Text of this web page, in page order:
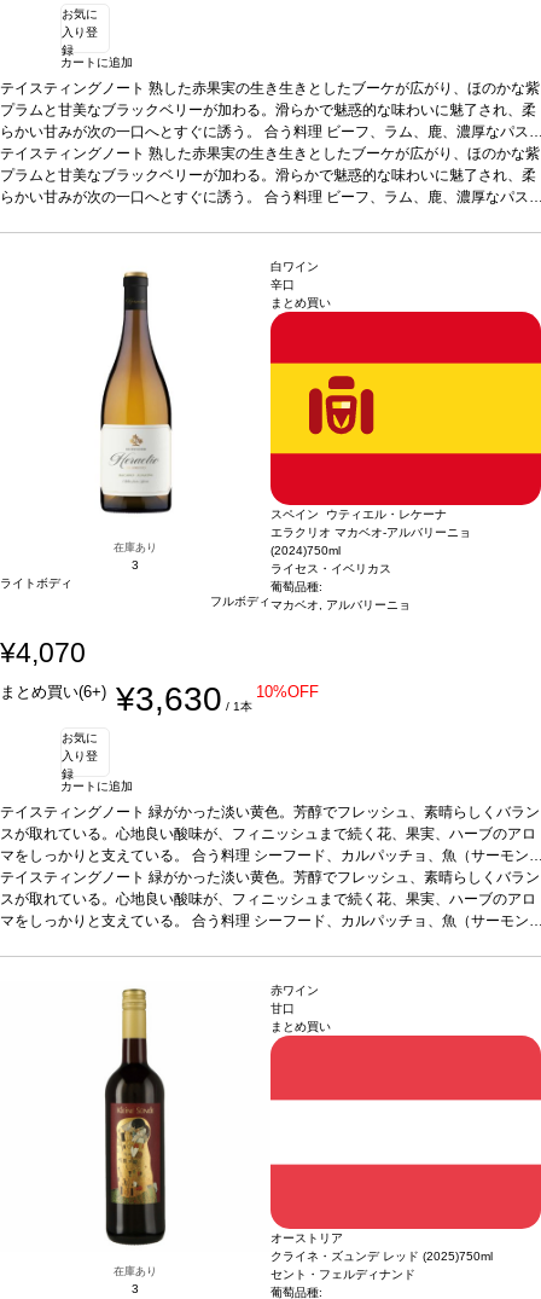
広がり、素晴らしくジューシーで甘く、絶妙なバランスを持つ。
トリーやフルーツなどのデザートなどと好相性
ステナブル ※本商品は梱包済のセット商品のため、以下は承れません。 ・商品を
バラして別梱包 ・一部商品を別配送先へ送る ・セット内の一部商品を外す ・商品
のギフト梱包（無料ラッピング含む） ・熨斗不可
ェント モスカート スプマンテ
ィングノート鮮やかな麦わら色、繊細で滑らかな泡が立ち上る。ノーズはほのかな
柑橘類を示し、ジャスミンや刈りたての草を伴う。口に含むと、心地よい濃厚さが
広がり、素晴らしくジューシーで甘く、絶妙なバランスを持つ。合う料理ペイス
トリーやフルーツなどのデザートなどと好相性葡萄品種モスカート 100%認証
サ
ステナブル ※本商品は梱包済のセット商品のため、以下は承れません。 ・商品を
バラして別梱包 ・一部商品を別配送先へ送る ・セット内の一部商品を外す ・商品
のギフト梱包（無料ラッピング含む） ・熨斗不可
お気に
入り登
録
カートに追加
テイスティングノート 熟した赤果実の生き生きとしたブーケが広がり、ほのかな紫
プラムと甘美なブラックベリーが加わる。滑らかで魅惑的な味わいに魅了され、柔
らかい甘みが次の一口へとすぐに誘う。 合う料理 ビーフ、ラム、鹿、濃厚なパス
タや家きん料理などと好相性葡萄品種ボバル 85%、シラー 15%*本ヴィンテージ
が在庫切れの場合、在庫があり価格が同様の場合は自動的に次のヴィンテージに変
更されます、ご了承ください。
テイスティングノート 熟した赤果実の生き生きとしたブーケが広がり、ほのかな紫
プラムと甘美なブラックベリーが加わる。滑らかで魅惑的な味わいに魅了され、柔
らかい甘みが次の一口へとすぐに誘う。 合う料理 ビーフ、ラム、鹿、濃厚なパス
在庫あり
3
ライトボディ
フルボディ
白ワイン
辛口
まとめ買い
スペイン ウティエル・レケーナ
エラクリオ マカベオ-アルバリーニョ
(2024)750ml
ライセス・イベリカス
葡萄品種:
マカベオ, アルバリーニョ
¥4,070
まとめ買い(6+) ¥3,630 / 1本
10%OFF
お気に
入り登
録
カートに追加
テイスティングノート 緑がかった淡い黄色。芳醇でフレッシュ、素晴らしくバラン
スが取れている。心地良い酸味が、フィニッシュまで続く花、果実、ハーブのアロ
マをしっかりと支えている。 合う料理 シーフード、カルパッチョ、魚（サーモン
やスモークしたマスのムース）、白身肉、家きん、フレッシュチーズなどと好相性
葡萄品種マカベオ 70%、アルバリーニョ 30%*本ヴィンテージが在庫切れの場
合、在庫があり価格が同様の場合は自動的に次のヴィンテージに変更されます、ご
テイスティングノート 緑がかった淡い黄色。芳醇でフレッシュ、素晴らしくバラン
スが取れている。心地良い酸味が、フィニッシュまで続く花、果実、ハーブのアロ
マをしっかりと支えている。 合う料理 シーフード、カルパッチョ、魚（サーモン
合、在庫があり価格が同様の場合は自動的に次のヴィンテージに変更されます、ご
在庫あり
3
赤ワイン
甘口
まとめ買い
オーストリア
クライネ・ズュンデ レッド (2025)750ml
セント・フェルディナンド
葡萄品種: